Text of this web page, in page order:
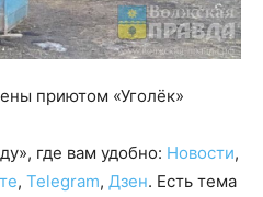
приютом «Уголёк»
где вам удобно: Новости,
, Telegram, Дзен. Есть тема